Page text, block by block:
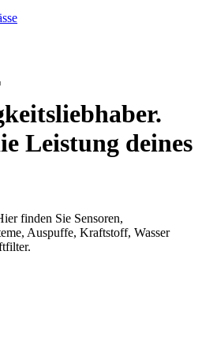
Leistung deines
finden Sie Sensoren,
Auspuffe, Kraftstoff, Wasser